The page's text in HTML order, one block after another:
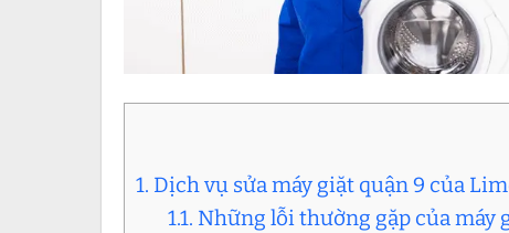
1. Dịch vụ sửa máy giặt quận 9 của
1.1. Những lỗi thường gặp của máy